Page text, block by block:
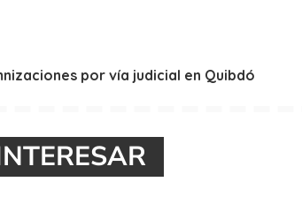
por vía judicial en Quibdó